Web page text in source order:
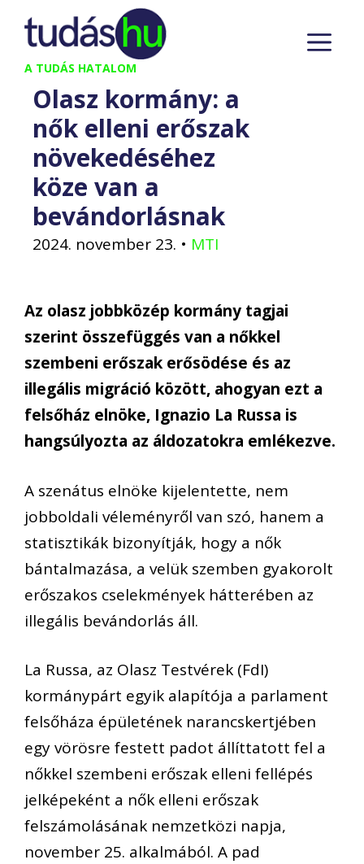
Kilépés
tartalomba
A TUDÁS HATALOM
Olasz kormány: a
nők elleni erőszak
növekedéséhez
köze van a
bevándorlásnak
2024. november 23. • MTI
Az olasz jobbközép kormány tagjai
szerint összefüggés van a nőkkel
szembeni erőszak erősödése és az
illegális migráció között, ahogyan ezt a
felsőház elnöke, Ignazio La Russa is
hangsúlyozta az áldozatokra emlékezve.
A szenátus elnöke kijelentette, nem
jobboldali véleményről van szó, hanem a
statisztikák bizonyítják, hogy a nők
bántalmazása, a velük szemben gyakorolt
erőszakos cselekmények hátterében az
illegális bevándorlás áll.
La Russa, az Olasz Testvérek (FdI)
kormánypárt egyik alapítója a parlament
felsőháza épületének narancskertjében
egy vörösre festett padot állíttatott fel a
nőkkel szembeni erőszak elleni fellépés
jelképeként a nők elleni erőszak
felszámolásának nemzetközi napja,
november 25. alkalmából. A pad